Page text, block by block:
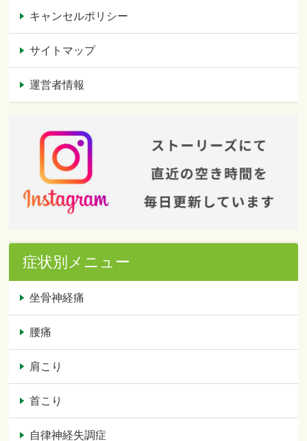
キャンセルポリシー
サイトマップ
運営者情報
症状別メニュー
坐骨神経痛
腰痛
肩こり
首こり
自律神経失調症